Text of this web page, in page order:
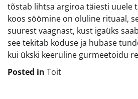
tõstab lihtsa argiroa täiesti uuele
koos söömine on oluline rituaal,
suurest vaagnast, kust igaüks
see tekitab koduse ja hubase
kui ükski keeruline gurmeetoidu
Posted in Toit